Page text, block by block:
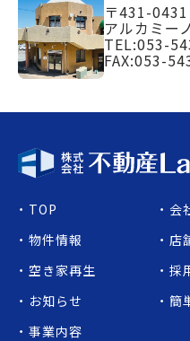
〒431-0431
アルカミー
TEL:053-
FAX:053-
TOP
お知らせ
店
物件情報
事業内容
採
空き家再生
会
簡